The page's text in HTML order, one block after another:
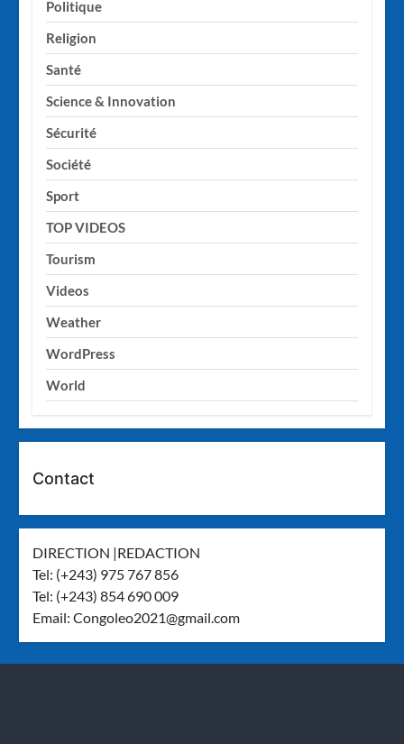
Politique
Religion
Santé
Science & Innovation
Sécurité
Société
Sport
TOP VIDEOS
Tourism
Videos
Weather
WordPress
World
Contact
DIRECTION |REDACTION
Tel: (+243) 975 767 856
Tel: (+243) 854 690 009
Email:Congoleo2021@gmail.com